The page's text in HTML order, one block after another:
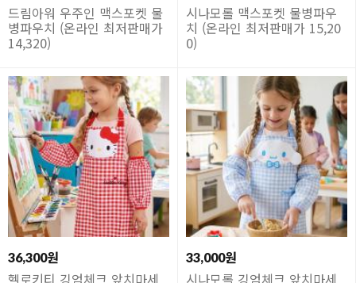
드림아워 우주인 맥스포켓 물
병파우치 (온라인 최저판매가
14,320)
시나모롤 맥스포켓 물병파우
치 (온라인 최저판매가 15,20
0)
36,300원 33,000원